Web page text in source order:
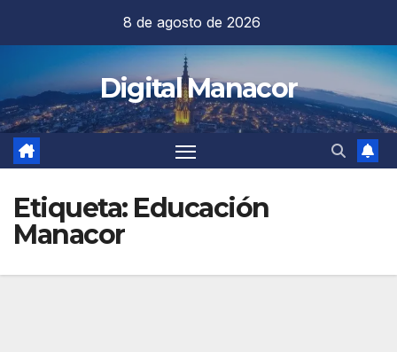
contenido
8 de agosto de 2026
Digital Manacor
Etiqueta: Educación
Manacor